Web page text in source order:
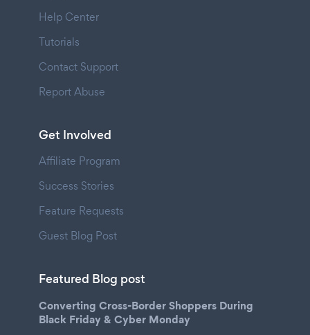
Help Center
Tutorials
Contact Support
Report Abuse
Get Involved
Affiliate Program
Success Stories
Feature Requests
Guest Blog Post
Featured Blog post
Converting Cross-Border Shoppers During
Black Friday & Cyber Monday